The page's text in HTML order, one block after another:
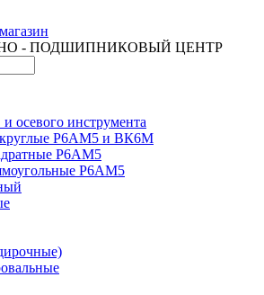
- ПОДШИПНИКОВЫЙ ЦЕНТР
осевого инструмента
круглые Р6АМ5 и ВК6М
Р6АМ5
Р6АМ5